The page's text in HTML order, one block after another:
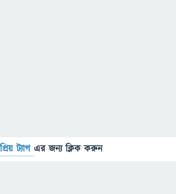
ট্যাগ এর জন্য ক্লিক করুন